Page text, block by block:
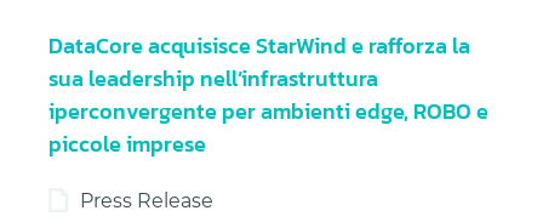
DataCore acquisisce StarWind e rafforza la
sua leadership nell’infrastruttura
iperconvergente per ambienti edge, ROBO e
piccole imprese
Press Release